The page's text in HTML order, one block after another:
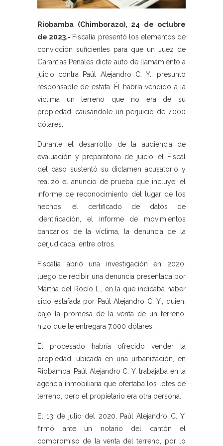
Riobamba (Chimborazo), 24 de octubre
de 2023.- Fiscalía presentó los elementos de
convicción suficientes para que un Juez de
Garantías Penales dicte auto de llamamiento a
juicio contra Paúl Alejandro C. Y., presunto
responsable de estafa. Él habría vendido a la
víctima un terreno que no era de su
propiedad, causándole un perjuicio de 7.000
dólares.
Durante el desarrollo de la audiencia de
evaluación y preparatoria de juicio, el Fiscal
del caso sustentó su dictamen acusatorio y
realizó el anuncio de prueba que incluye: el
informe de reconocimiento del lugar de los
hechos, el certificado de datos de
identificación, el informe de movimientos
bancarios de la víctima, la denuncia de la
perjudicada, entre otros.
Fiscalía abrió una investigación en 2020,
luego de recibir una denuncia presentada por
Martha del Rocío L., en la que indicaba haber
sido estafada por Paúl Alejandro C. Y., quien,
bajo la promesa de la venta de un terreno,
hizo que le entregara 7.000 dólares.
El procesado habría ofrecido vender la
propiedad, ubicada en una urbanización, en
Riobamba. Paúl Alejandro C. Y. trabajaba en la
agencia inmobiliaria que ofertaba los lotes de
terreno, pero el propietario era otra persona.
El 13 de julio del 2020, Paúl Alejandro C. Y.
firmó ante un notario del cantón el
compromiso de la venta del terreno, por lo